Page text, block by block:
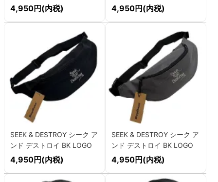
KNIFE LOGO メッシュキャ
ップ
4,950円(内税)
KNIFE LOGO メッシュキャ
ップ
4,950円(内税)
SEEK & DESTROY シーク ア
ンド デストロイ BK LOGO
ウェストバッグ
4,950円(内税)
SEEK & DESTROY シーク ア
ンド デストロイ BK LOGO
ウェストバッグ
4,950円(内税)